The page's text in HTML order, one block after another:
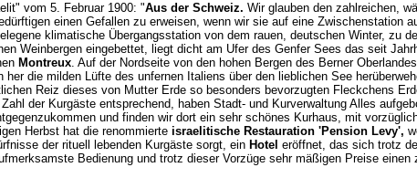
vom 5. Februar 1900: "Aus der Schweiz. Wir glauben den zahlreichen,
einen Gefallen zu erweisen, wenn wir sie auf eine Zwischenstation
klimatische Übergangsstation von dem rauen, deutschen Winter, zu
Weinbergen eingebettet, liegt dicht am Ufer des Genfer Sees das seit
Montreux. Auf der Nordseite von den hohen Bergen des Berner
her die milden Lüfte des unfernen Italiens über den lieblichen See
Reiz dieses von Mutter Erde so besonders bevorzugten Fleckchens
der Kurgäste entsprechend, haben Stadt- und Kurverwaltung Alles
und finden wir dort ein sehr schönes Kurhaus, mit
Herbst hat die renommierte israelitische Restauration 'Pension Levy',
der rituell lebenden Kurgäste sorgt, ein Hotel eröffnet, das sich trotz
Bedienung und trotz dieser Vorzüge sehr mäßigen Preise einen